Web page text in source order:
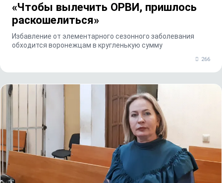
«Чтобы вылечить ОРВИ, пришлось
раскошелиться»
Избавление от элементарного сезонного заболевания
обходится воронежцам в кругленькую сумму
266